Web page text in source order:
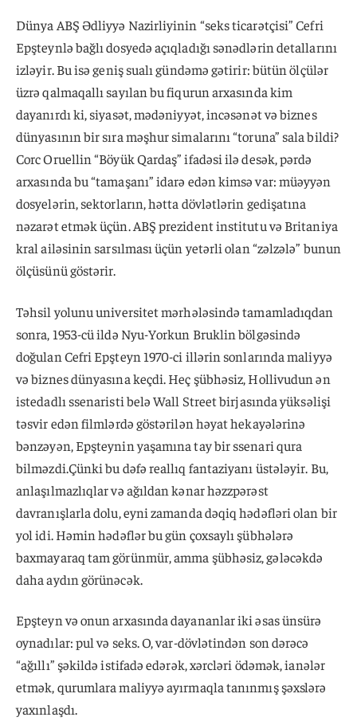
Dünya ABŞ Ədliyyə Nazirliyinin “seks ticarətçisi” Cefri
Epşteynlə bağlı dosyedə açıqladığı sənədlərin detallarını
izləyir. Bu isə geniş sualı gündəmə gətirir: bütün ölçülər
üzrə qalmaqallı sayılan bu fiqurun arxasında kim
dayanırdı ki, siyasət, mədəniyyət, incəsənət və biznes
dünyasının bir sıra məşhur simalarını “toruna” sala bildi?
Corc Oruellin “Böyük Qardaş” ifadəsi ilə desək, pərdə
arxasında bu “tamaşanı” idarə edən kimsə var: müəyyən
dosyelərin, sektorların, hətta dövlətlərin gedişatına
nəzarət etmək üçün. ABŞ prezident institutu və Britaniya
kral ailəsinin sarsılması üçün yetərli olan “zəlzələ” bunun
ölçüsünü göstərir.
Təhsil yolunu universitet mərhələsində tamamladıqdan
sonra, 1953-cü ildə Nyu-Yorkun Bruklin bölgəsində
doğulan Cefri Epşteyn 1970-ci illərin sonlarında maliyyə
və biznes dünyasına keçdi. Heç şübhəsiz, Hollivudun ən
istedadlı ssenaristi belə Wall Street birjasında yüksəlişi
təsvir edən filmlərdə göstərilən həyat hekayələrinə
bənzəyən, Epşteynin yaşamına tay bir ssenari qura
bilməzdi.Çünki bu dəfə reallıq fantaziyanı üstələyir. Bu,
anlaşılmazlıqlar və ağıldan kənar həzzpərəst
davranışlarla dolu, eyni zamanda dəqiq hədəfləri olan bir
yol idi. Həmin hədəflər bu gün çoxsaylı şübhələrə
baxmayaraq tam görünmür, amma şübhəsiz, gələcəkdə
daha aydın görünəcək.
Epşteyn və onun arxasında dayananlar iki əsas ünsürə
oynadılar: pul və seks. O, var-dövlətindən son dərəcə
“ağıllı” şəkildə istifadə edərək, xərcləri ödəmək, ianələr
etmək, qurumlara maliyyə ayırmaqla tanınmış şəxslərə
yaxınlaşdı.